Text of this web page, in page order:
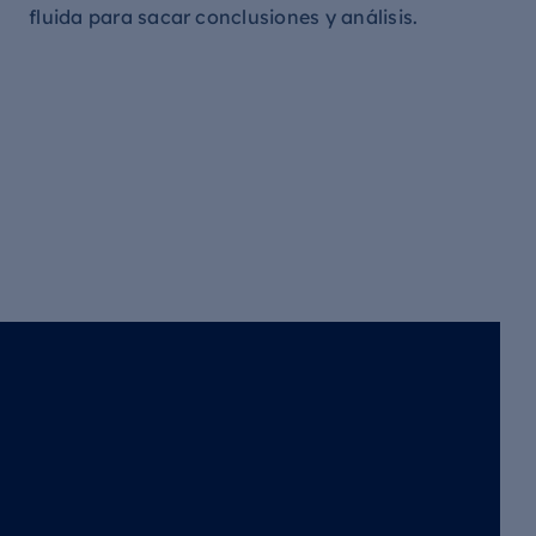
fluida para sacar conclusiones y análisis.